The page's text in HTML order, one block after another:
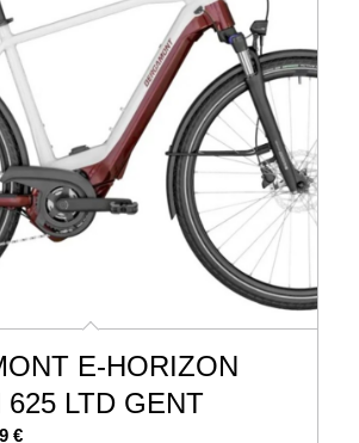
E-HORIZON
625 LTD GENT
€Aktueller